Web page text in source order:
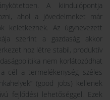
A kiindulópontja
ahol a jövedelmeket már
keletkeznek. Az úgynevezett
szerint a gazdaság akkor
hoz létre stabil, produktív
nem korlátozódhat
cél a termelékenység széles
(good jobs) kellenek
fejlődési lehetőséggel. Ezek